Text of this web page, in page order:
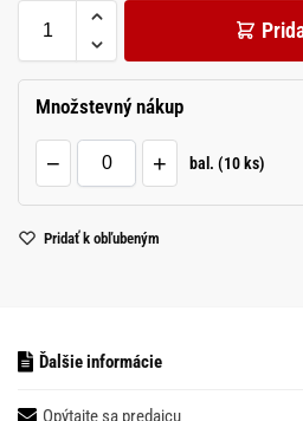
Množstevný nákup
bal. (10 ks)
− +
Pridať k obľubeným
Ďalšie informácie
Opýtajte sa predajcu